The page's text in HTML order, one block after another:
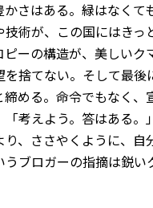
かさはある。緑はなくて
術が、この国にはきっ
ピーの構造が、美しいク
捨てない。そして最後
締める。命令でもなく、
「考えよう。答はある。
り、ささやくように、自
ブロガーの指摘は鋭い